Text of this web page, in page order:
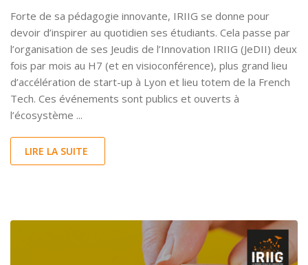
Forte de sa pédagogie innovante, IRIIG se donne pour
devoir d’inspirer au quotidien ses étudiants. Cela passe par
l’organisation de ses Jeudis de l’Innovation IRIIG (JeDII) deux
fois par mois au H7 (et en visioconférence), plus grand lieu
d’accélération de start-up à Lyon et lieu totem de la French
Tech. Ces événements sont publics et ouverts à
l’écosystème ...
LIRE LA SUITE